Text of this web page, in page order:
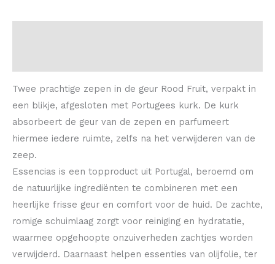
Twee prachtige zepen in de geur Rood Fruit, verpakt in
een blikje, afgesloten met Portugees kurk. De kurk
absorbeert de geur van de zepen en parfumeert
hiermee iedere ruimte, zelfs na het verwijderen van de
zeep.
Essencias is een topproduct uit Portugal, beroemd om
de natuurlijke ingrediënten te combineren met een
heerlijke frisse geur en comfort voor de huid. De zachte,
romige schuimlaag zorgt voor reiniging en hydratatie,
waarmee opgehoopte onzuiverheden zachtjes worden
verwijderd. Daarnaast helpen essenties van olijfolie, ter